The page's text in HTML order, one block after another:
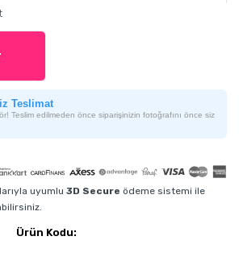
Teslimat
Teslim edilmeden önce siparişinizin fotoğrafını önce siz
uyumlu 3D Secure ödeme sistemi ile
Ürün Kodu: